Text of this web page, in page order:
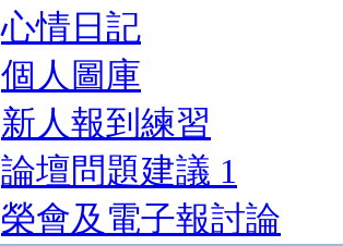
心情日記
個人圖庫
新人報到練習
論壇問題建議 1
榮會及電子報討論